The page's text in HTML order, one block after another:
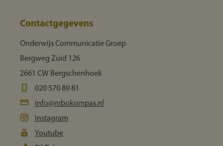
Contactgegevens
Onderwijs Communicatie Groep
Bergweg Zuid 126
2661 CW Bergschenhoek
020 570 89 81
info@mbokompas.nl
Instagram
Youtube